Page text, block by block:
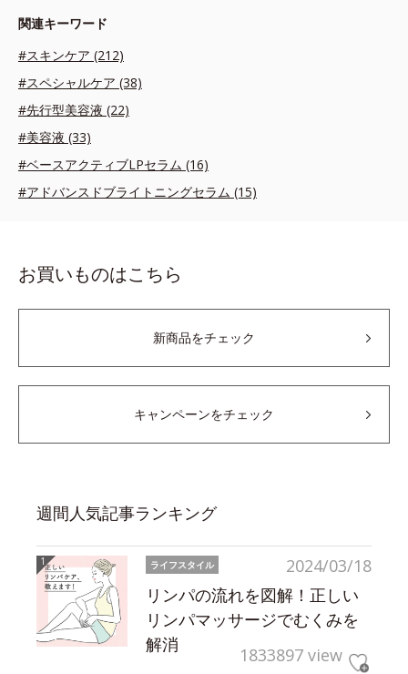
関連キーワード
#スキンケア (212)
#スペシャルケア (38)
#先行型美容液 (22)
#美容液 (33)
#ベースアクティブLPセラム (16)
#アドバンスドブライトニングセラム (15)
お買いものはこちら
新商品をチェック
キャンペーンをチェック
週間人気記事ランキング
2024/03/18
ライフスタイル
リンパの流れを図解！正しい
リンパマッサージでむくみを
解消
1833897 view